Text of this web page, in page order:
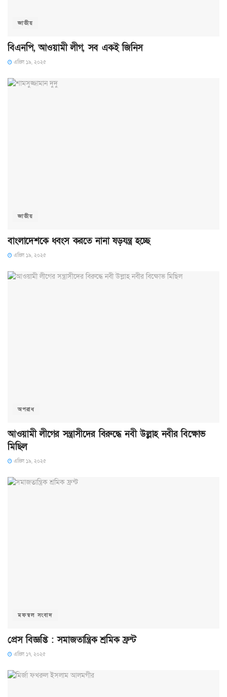
জাতীয়
বিএনপি, আওয়ামী লীগ, সব একই জিনিস
এপ্রিল ১৯, ২০২৫
জাতীয়
বাংলাদেশকে ধ্বংস করতে নানা ষড়যন্ত্র হচ্ছে
এপ্রিল ১৯, ২০২৫
অপরাধ
আওয়ামী লীগের সন্ত্রাসীদের বিরুদ্ধে নবী উল্লাহ নবীর বিক্ষোভ
মিছিল
এপ্রিল ১৯, ২০২৫
মফস্বল সংবাদ
প্রেস বিজ্ঞপ্তি : সমাজতান্ত্রিক শ্রমিক ফ্রন্ট
এপ্রিল ১৭, ২০২৫